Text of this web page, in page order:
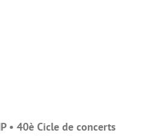
• 40è Cicle de concerts